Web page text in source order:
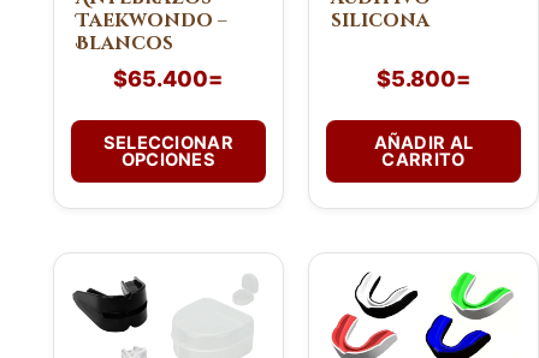
Taekwondo –
Blancos
$65.400=
SELECCIONAR
OPCIONES
en
la
página
producto
silicona
$5.800=
AÑADIR AL
CARRITO
producto
tiene
múltiples
producto
tiene
múltiples